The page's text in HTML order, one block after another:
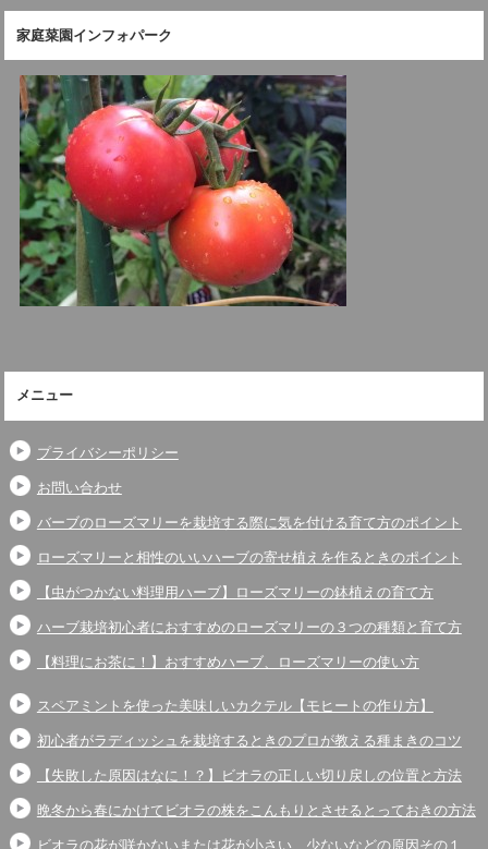
家庭菜園インフォパーク
メニュー
プライバシーポリシー
お問い合わせ
バーブのローズマリーを栽培する際に気を付ける育て方のポイント
ローズマリーと相性のいいハーブの寄せ植えを作るときのポイント
【虫がつかない料理用ハーブ】ローズマリーの鉢植えの育て方
ハーブ栽培初心者におすすめのローズマリーの３つの種類と育て方
【料理にお茶に！】おすすめハーブ、ローズマリーの使い方
スペアミントを使った美味しいカクテル【モヒートの作り方】
初心者がラディッシュを栽培するときのプロが教える種まきのコツ
【失敗した原因はなに！？】ビオラの正しい切り戻しの位置と方法
晩冬から春にかけてビオラの株をこんもりとさせるとっておきの方法
ビオラの花が咲かないまたは花が小さい、少ないなどの原因その１